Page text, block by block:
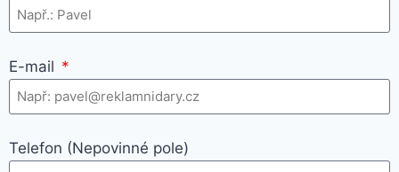
E-mail
Telefon (Nepovinné pole)